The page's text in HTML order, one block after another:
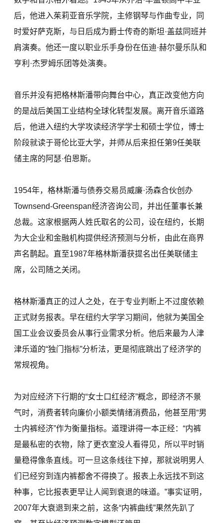
后，他进入茱莉亚音乐学院，主修钢琴与作曲专业，同
时爱好萨克斯，与日后成为爵士传奇的斯坦·盖兹同班并
肩演奏。他还一度以职业乐手身份在伍迪·赫尔曼乐队和
亨利·杰罗姆乐团等处演奏。
音乐并没有把格林斯潘带向舞台中心，真正改变他方向
的是战后美国工业结构全球化转型发展。离开音乐道路
后，他进入纽约大学攻读经济学学士和硕士学位，博士
阶段就读于哥伦比亚大学，并师从后来担任第9任美联
储主席的阿瑟·伯恩斯。
1954年，格林斯潘与债券交易员威廉·汤森合伙创办
Townsend-Greenspan经济咨询公司，并出任董事长兼
总裁。这家根据两人姓氏取名的公司，设在纽约，长期
为大企业和金融机构提供经济预测与分析，由此在商界
声名鹊起。直至1987年格林斯潘获提名出任美联储主
席，公司随之关闭。
格林斯潘真正的过人之处，在于专业判断上不过度依赖
正式财务报表。早在纽约大学学习期间，他就为美国全
国工业会议委员会从事行业需求分析。他后来最为人津
津乐道的“独门指标”分析法，更是彻底跳出了经济学的
常规视角。
为对应经济下行期的“女士口红经济”概念，即经济不景
气时，消费者转向廉价小额类情绪消费品，他甚至用“男
士内裤经济”作为衡量指标。道理讲得一本正经：“内裤
是最私密的衣物，除了更衣室没人看得见，所以平时销
量稳得像条直线。可一旦这条线往下掉，那就说明男人
们已经穷到连内裤都舍不得换了。报表上永远找不到这
种事，它比报表更早让人闻到衰退的味道。”事实证明，
2007年大衰退到来之前，这条“内裤曲线”果然先趴了